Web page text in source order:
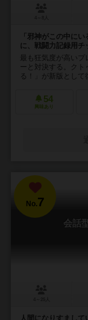
「邪神がこの中に
に、戦闘力記録用チ
最も狂気度が高い
ーと対決する。クト
る！」が新版として
54
興味あり
No.7
会話
人間になりすまし